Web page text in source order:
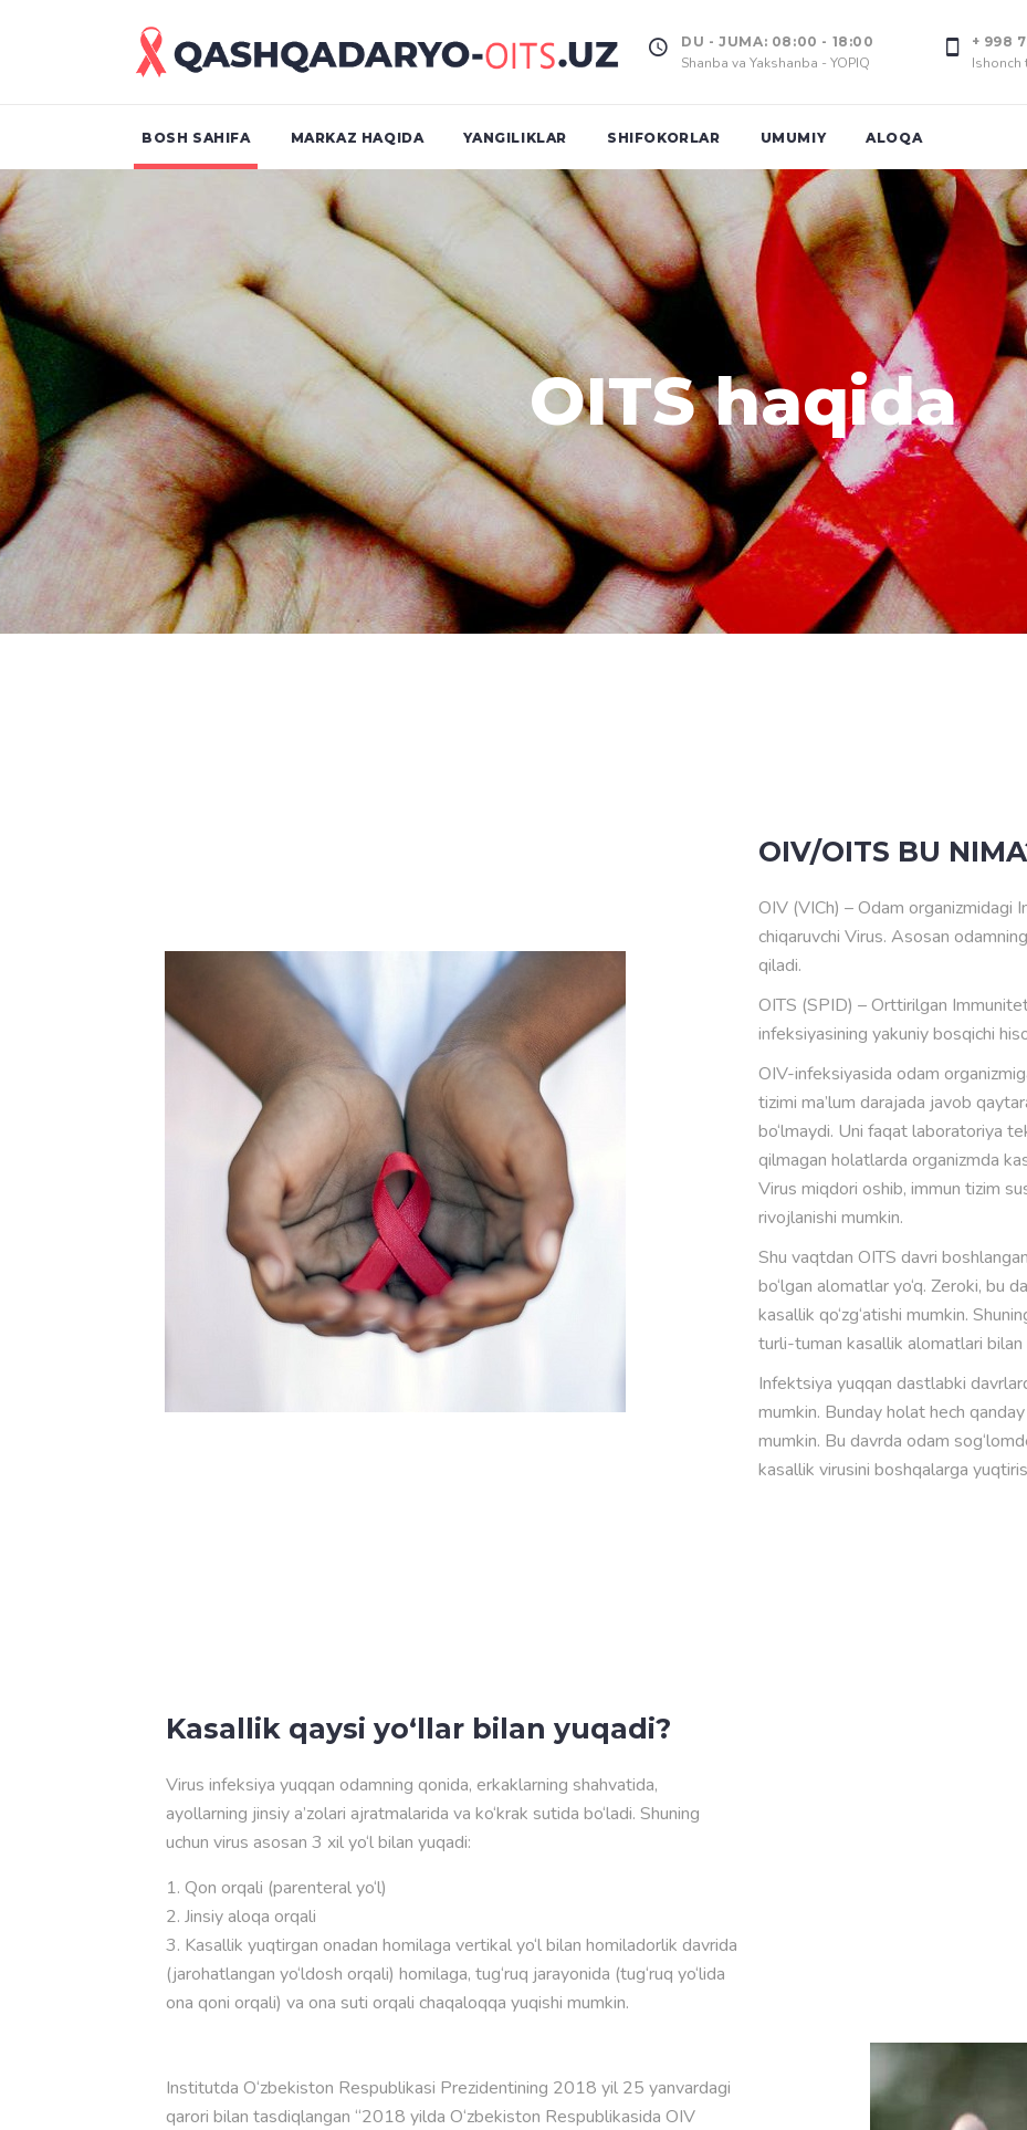
DU - JUMA: 08:00 - 18:00
Shanba va Yakshanba - YOPIQ
+ 998
Ishonch
BOSH SAHIFA MARKAZ HAQIDA YANGILIKLAR SHIFOKORLAR UMUMIY ALOQA
OITS haqida
OIV/OITS BU
OIV (VICh) – Odam organizmidagi
chiqaruvchi Virus. Asosan
qiladi.
OITS (SPID) – Orttirilgan
infeksiyasining yakuniy bosqichi
OIV-infeksiyasida odam
tizimi ma’lum darajada javob
bo‘lmaydi. Uni faqat laboratoriya
qilmagan holatlarda organizmda
Virus miqdori oshib, immun tizim
rivojlanishi mumkin.
Shu vaqtdan OITS davri
bo‘lgan alomatlar yo‘q. Zeroki, bu
kasallik qo‘zg‘atishi mumkin.
turli-tuman kasallik alomatlari bilan
Infektsiya yuqqan dastlabki
mumkin. Bunday holat hech
mumkin. Bu davrda odam
kasallik virusini boshqalarga
Kasallik qaysi yo‘llar bilan yuqadi?
Virus infeksiya yuqqan odamning qonida, erkaklarning shahvatida,
ayollarning jinsiy a’zolari ajratmalarida va ko‘krak sutida bo‘ladi. Shuning
uchun virus asosan 3 xil yo‘l bilan yuqadi:
Qon orqali (parenteral yo‘l)
Jinsiy aloqa orqali
Kasallik yuqtirgan onadan homilaga vertikal yo‘l bilan homiladorlik davrida
(jarohatlangan yo‘ldosh orqali) homilaga, tug‘ruq jarayonida (tug‘ruq yo‘lida
ona qoni orqali) va ona suti orqali chaqaloqqa yuqishi mumkin.
Institutda O‘zbekiston Respublikasi Prezidentining 2018 yil 25 yanvardagi
qarori bilan tasdiqlangan “2018 yilda O‘zbekiston Respublikasida OIV